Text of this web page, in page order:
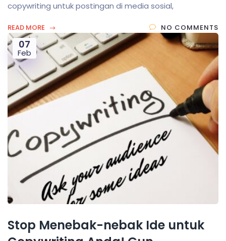
copywriting untuk postingan di media sosial,
READ MORE NO COMMENTS
07
Feb
Stop Menebak-nebak Ide untuk